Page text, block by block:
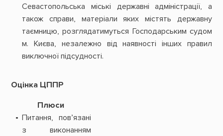
Севастопольська міські державні адміністрації, а
також справи, матеріали яких містять державну
таємницю, розглядатимуться Господарським судом
м. Києва, незалежно від наявності інших правил
виключної підсудності.
Оцінка ЦППР
Плюси
Питання, пов’язані
з виконанням